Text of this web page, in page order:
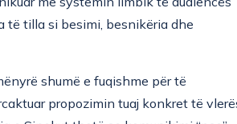
me systemin limbik të audiencës
të tilla si besimi, besnikëria dhe
shumë e fuqishme për të
propozimin tuaj konkret të vlerës